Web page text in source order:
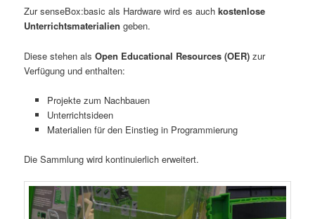
Zur senseBox:basic als Hardware wird es auchkostenlose
Unterrichtsmaterialien geben.
Diese stehen alsOpen Educational Resources (OER) zur
Verfügung und enthalten:
Projekte zum Nachbauen
Unterrichtsideen
Materialien für den Einstieg in Programmierung
Die Sammlung wird kontinuierlich erweitert.